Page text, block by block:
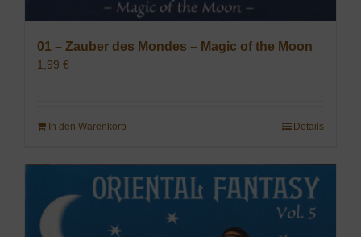
01 – Zauber des Mondes – Magic of the Moon
1,99 €
In den Warenkorb Details